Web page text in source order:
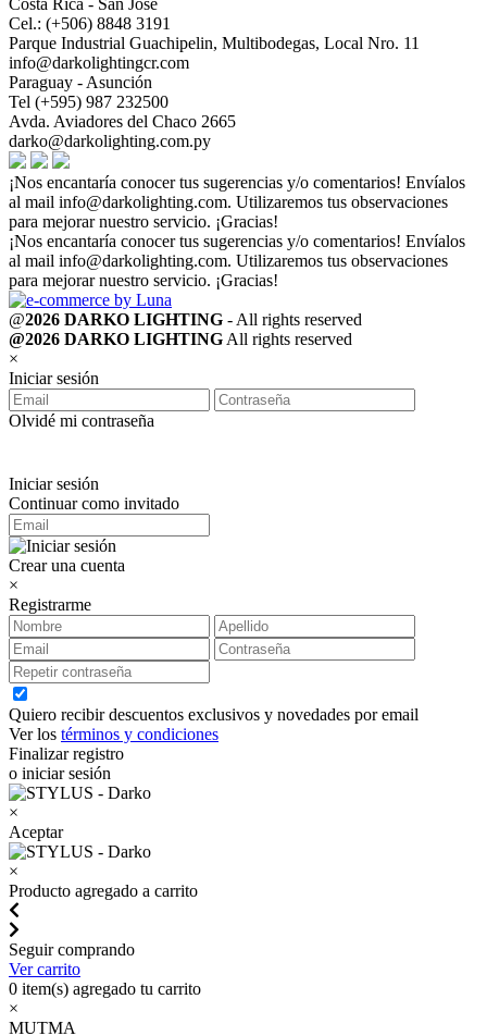
Costa Rica - San José
Cel.: (+506) 8848 3191
Parque Industrial Guachipelin, Multibodegas, Local Nro. 11
info@darkolightingcr.com
Paraguay - Asunción
Tel (+595) 987 232500
Avda. Aviadores del Chaco 2665
darko@darkolighting.com.py
¡Nos encantaría conocer tus sugerencias y/o comentarios! Envíalos
al mail info@darkolighting.com. Utilizaremos tus observaciones
para mejorar nuestro servicio. ¡Gracias!
¡Nos encantaría conocer tus sugerencias y/o comentarios! Envíalos
al mail info@darkolighting.com. Utilizaremos tus observaciones
para mejorar nuestro servicio. ¡Gracias!
@2026 DARKO LIGHTING - All rights reserved
@2026 DARKO LIGHTINGAll rights reserved
×
Iniciar sesión
Olvidé mi contraseña
Iniciar sesión
Continuar como invitado
Crear una cuenta
×
Registrarme
Quiero recibir descuentos exclusivos y novedades por email
Ver los términos y condiciones
Finalizar registro
o iniciar sesión
×
Aceptar
×
Producto agregado a carrito
Seguir comprando
Ver carrito
0 item(s) agregado tu carrito
×
MUTMA